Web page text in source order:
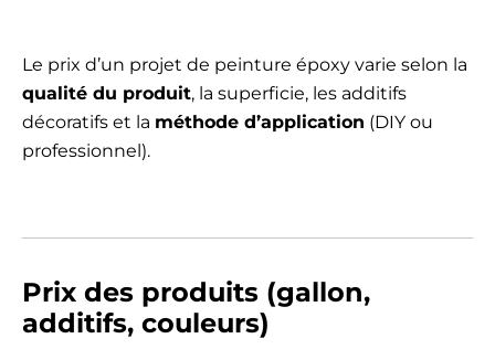
Le prix d’un projet de peinture époxy varie selon la
qualité du produit, la superficie, les additifs
décoratifs et la méthode d’application (DIY ou
professionnel).
Prix des produits (gallon,
additifs, couleurs)